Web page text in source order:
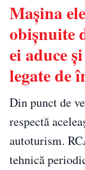
Mașina
obișnuite
ei aduce
legate de
Din punct de
respectă
autoturism.
tehnică